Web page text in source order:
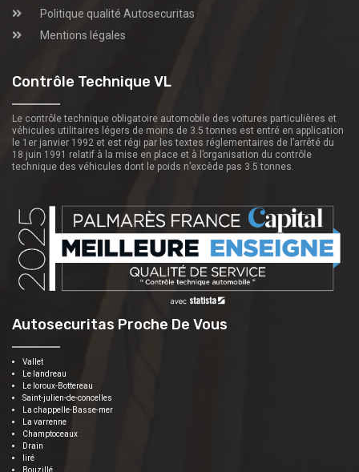
Politique qualité Autosecuritas
Mentions légales
Contrôle Technique VL
Le contrôle technique obligatoire automobile des voitures particulières et
véhicules utilitaires légers de moins de 3.5 tonnes est entré en application
le 1er janvier 1992 et est régi par les textes réglementaires de l’arrêté du
18 juin 1991 relatif à la mise en place et à l’organisation du contrôle
technique des véhicules dont le poids n’excède pas 3.5 tonnes.
Autosecuritas Proche De Vous
Vallet
Le landreau
Le loroux-Bottereau
Saint-julien-de-concelles
La chappelle-Basse-mer
La varrenne
Champtoceaux
Drain
liré
Bouzillé